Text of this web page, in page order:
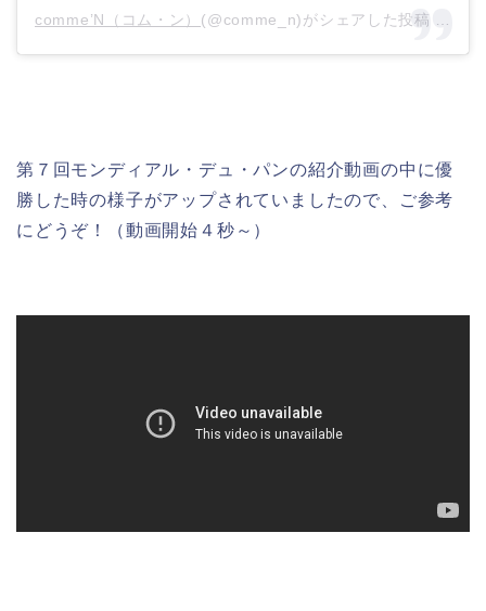
‪comme’N‬（コム・ン） (@comme_n)がシェアした投稿 –
第７回モンディアル・デュ・パンの紹介動画の中に優
勝した時の様子がアップされていましたので、ご参考
にどうぞ！（動画開始４秒～）